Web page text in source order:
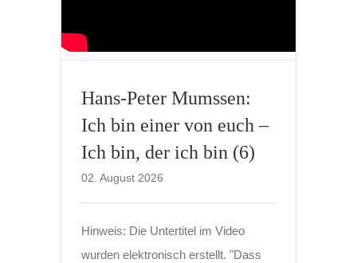
Hans-Peter Mumssen:
Ich bin einer von euch –
Ich bin, der ich bin (6)
02. August 2026
Hinweis: Die Untertitel im Video
wurden elektronisch erstellt. "Dass